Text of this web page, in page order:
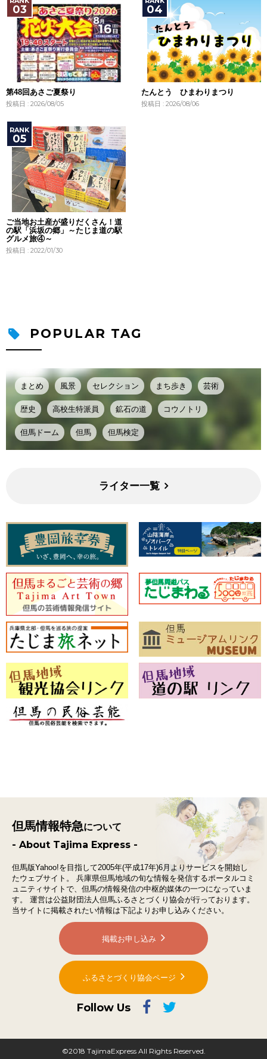
第48回あさご夏祭り
投稿日 : 2026/08/05
たんとう ひまわりまつり
投稿日 : 2026/08/06
ご当地お土産が盛りだくさん！道
の駅「浜坂の郷」～たじま道の駅
グルメ旅④～
投稿日 : 2022/01/30
POPULAR TAG
まとめ 風景 セレクション まち歩き 芸術
歴史 高校生特派員 鉱石の道 コウノトリ
但馬ドーム 但馬 但馬検定
ライター一覧
但馬情報特急について
- About Tajima Express -
但馬版Yahoo!を目指して2005年(平成17年)6月よりサービスを開始し
たウェブサイト。
兵庫県但馬地域の旬な情報を発信するポータルコミ
ュニティサイトで、 但馬の情報発信の中枢的媒体の一つになっていま
す。
運営は公益財団法人但馬ふるさとづくり協会が行っております。
当サイトに掲載されたい情報は下記よりお申し込みください。
掲載お申し込み
ふるさとづくり協会ページ
Follow Us
©2018 TajimaExpress All Rights Reserved.